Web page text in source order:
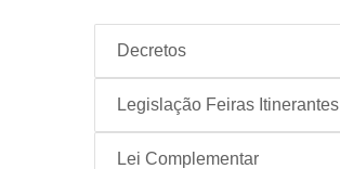
Decretos
Legislação Feiras Itinerantes
Lei Complementar